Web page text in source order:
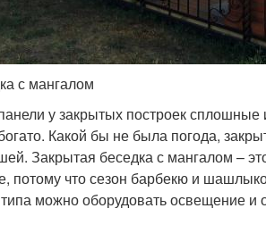
с мангалом
у закрытых построек сплошные
Какой бы не была погода,
Закрытая беседка с мангалом –
потому что сезон барбекю и
типа можно оборудовать освещение и